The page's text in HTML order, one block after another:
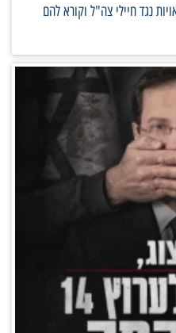
נגד חיילי צה"ל וקורא להם